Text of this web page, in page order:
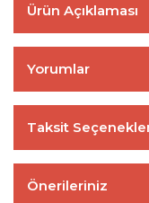
Ürün Açıklaması
Yorumlar
Taksit
Önerileriniz